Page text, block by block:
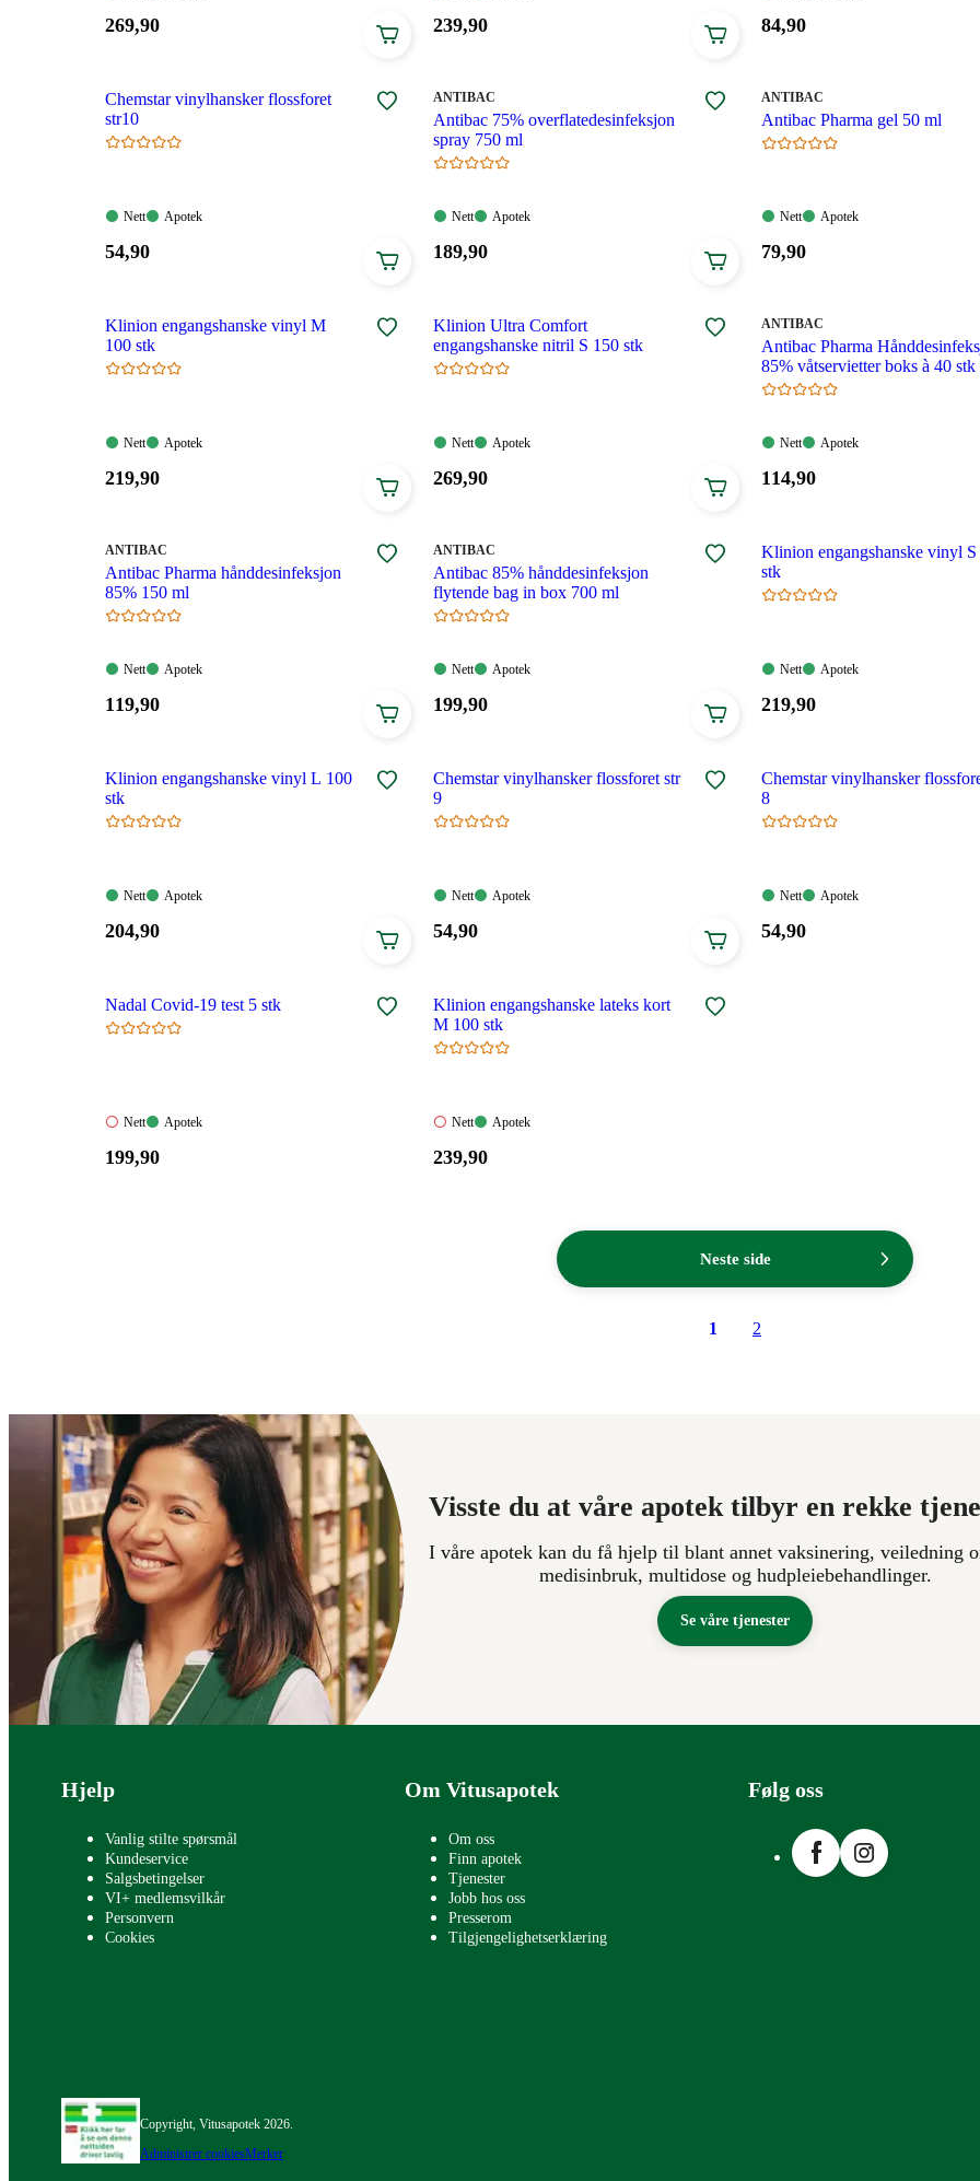
Pris:
269,90
Pris:
239,90
Pris:
84,90
Chemstar vinylhansker flossforet
str10
Nett:
Nett
Apotek:
Apotek
Pris:
54,90
MERKE:
ANTIBAC
Antibac 75% overflatedesinfeksjon
spray 750 ml
Nett:
Nett
Apotek:
Apotek
Pris:
189,90
MERKE:
ANTIBAC
Antibac Pharma gel 50 ml
Nett:
Nett
Apotek:
Apotek
Pris:
79,90
Klinion engangshanske vinyl M
100 stk
Nett:
Nett
Apotek:
Apotek
Pris:
219,90
Klinion Ultra Comfort
engangshanske nitril S 150 stk
Nett:
Nett
Apotek:
Apotek
Pris:
269,90
MERKE:
ANTIBAC
Antibac Pharma
85% våtservietter boks à 40 stk
Nett:
Nett
Apotek:
Apotek
Pris:
114,90
MERKE:
ANTIBAC
Antibac Pharma hånddesinfeksjon
85% 150 ml
Nett:
Nett
Apotek:
Apotek
Pris:
119,90
MERKE:
ANTIBAC
Antibac 85% hånddesinfeksjon
flytende bag in box 700 ml
Nett:
Nett
Apotek:
Apotek
Pris:
199,90
Klinion engangshanske vinyl S
stk
Nett:
Nett
Apotek:
Apotek
Pris:
219,90
Klinion engangshanske vinyl L 100
stk
Nett:
Nett
Apotek:
Apotek
Pris:
204,90
Chemstar vinylhansker flossforet str
9
Nett:
Nett
Apotek:
Apotek
Pris:
54,90
Chemstar vinylhansker
8
Nett:
Nett
Apotek:
Apotek
Pris:
54,90
Nadal Covid-19 test 5 stk
Nett:
tilgjengelig
Nett
Apotek:
Apotek
Pris:
199,90
Klinion engangshanske lateks kort
M 100 stk
Nett:
tilgjengelig
Nett
Apotek:
Apotek
Pris:
239,90
Neste side
1 2
Visste du at våre apotek tilbyr en rekke
I våre apotek kan du få hjelp til blant annet vaksinering, veiledning
medisinbruk, multidose og hudpleiebehandlinger.
Se våre tjenester
Bunntekst
Hjelp
Vanlig stilte spørsmål
Kundeservice
Salgsbetingelser
VI+ medlemsvilkår
Personvern
Cookies
Om Vitusapotek
Om oss
Finn apotek
Tjenester
Jobb hos oss
Presserom
Tilgjengelighetserklæring
Følg oss
FacebookInstagram
Copyright, Vitusapotek 2026.
Administrer cookiesMerker